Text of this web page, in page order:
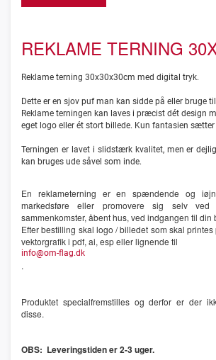
REKLAME TERNING
Reklame terning 30x30x30cm med digital tryk.
Dette er en sjov puf man kan sidde på eller bruge
Reklame terningen kan laves i præcist dét design
eget logo eller ét stort billede. Kun fantasien
Terningen er lavet i slidstærk kvalitet, men er
kan bruges ude såvel som inde.
En reklameterning er en spændende og
markedsføre eller promovere sig selv
sammenkomster, åbent hus, ved indgangen til din
Efter bestilling skal logo / billedet som skal
vektorgrafik i pdf, ai, esp eller lignende til
info@om-flag.dk
.
Produktet specialfremstilles og derfor er der
disse.
OBS: Leveringstiden er 2-3 uger.